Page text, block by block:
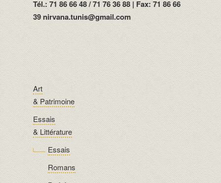
Tél.: 71 86 66 48 / 71 76 36 88 | Fax: 71 86 66
39 nirvana.tunis@gmail.com
Art
& Patrimoine
Essais
& Littérature
Essais
Romans